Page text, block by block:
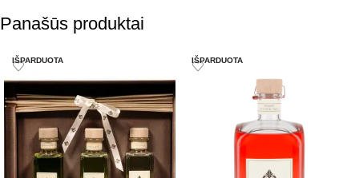
Panašūs produktai
IŠPARDUOTA IŠPARDUOTA